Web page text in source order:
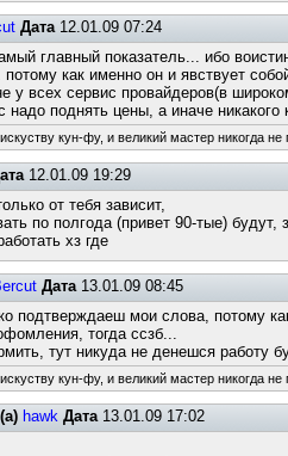
Дата12.01.09 07:24
главный показатель... ибо
потому как именно он и явствует
у всех сервис провайдеров(в
надо поднять цены, а иначе никакого
кун-фу, и великий мастер никогда не
12.01.09 19:29
от тебя зависит,
по полгода (привет 90-тые)
хз где
Дата13.01.09 08:45
подтверждаеш мои слова, потому
тогда ссзб...
тут никуда не денешся работу
кун-фу, и великий мастер никогда не
hawk Дата13.01.09 17:02